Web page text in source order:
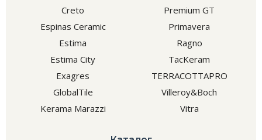
Creto
Espinas Ceramic
Estima
Estima City
Exagres
GlobalTile
Kerama Marazzi
Premium GT
Primavera
Ragno
TacKeram
TERRACOTTAPRO
Villeroy&Boch
Vitra